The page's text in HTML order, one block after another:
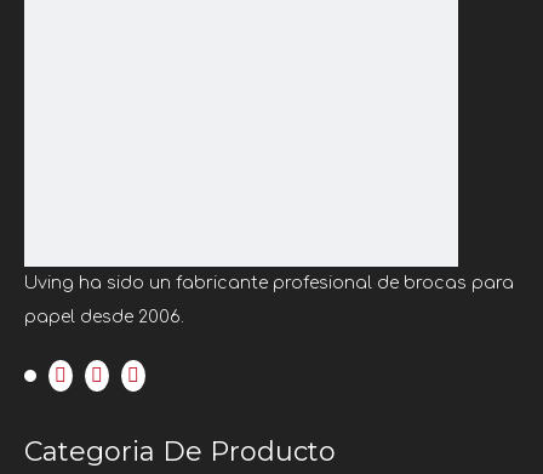
Uving ha sido un fabricante profesional de brocas para
papel desde 2006.
Categoria De Producto